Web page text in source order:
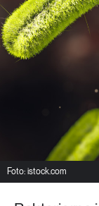
Mat &
Social
Transport
Vatten
252 ARTIKLAR
Landsbygd
939 ARTIKLAR
Livsstil &
612 ARTIKLAR
Mat &
Foto: istock.com